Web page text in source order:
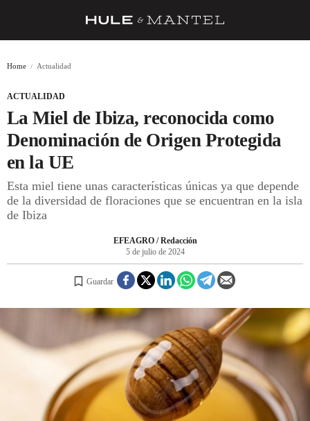
BARRAS Y ESTRELLAS
DÓNDE COMER
ÍDOLOS DE MESAS
CUADERNO DE VIAJE
REGISTRO
INICIAR SESIÓN
Home Actualidad
ACTUALIDAD
La Miel de Ibiza, reconocida como
Denominación de Origen Protegida
en la UE
Esta miel tiene unas características únicas ya que depende
de la diversidad de floraciones que se encuentran en la isla
de Ibiza
EFEAGRO / Redacción
5 de julio de 2024
Guardar